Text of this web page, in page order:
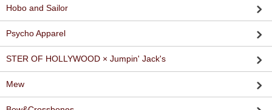
Hobo and Sailor
Psycho Apparel
STER OF HOLLYWOOD × Jumpin' Jack's
Mew